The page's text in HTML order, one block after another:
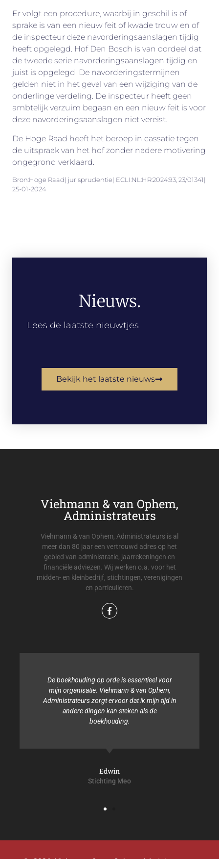
Er volgt een procedure, waarbij in geschil is of
sprake is van een nieuw feit of kwade trouw en of
de inspecteur deze navorderingsaanslagen tijdig
heeft opgelegd. Hof Den Bosch is van oordeel dat
de tweede serie navorderingsaanslagen tijdig en
juist is opgelegd. De navorderingstermijnen
gelden niet in het geval van een wijziging van de
onderlinge verdeling. De inspecteur heeft geen
ambtelijk verzuim begaan en een nieuw feit is voor
deze navorderingsaanslagen niet vereist.
De Hoge Raad heeft het beroep in cassatie tegen
de uitspraak van het hof zonder nadere motivering
ongegrond verklaard.
Bron:Hoge Raad| jurisprudentie| ECLI:NL:HR:2024:93, 23/01341|
25-01-2024
Nieuws.
Lees de laatste nieuwtjes
Bekijk het laatste nieuws
Viehmann & van Ophem,
Administrateurs
Viehmann & van Ophem, Administrateurs is al
meer dan 80 jaar een vertrouwd adres op het
gebied van administratie, jaarrekeningen en
financiële adviezen. Wij werken o.a. voor het
midden- en kleinbedrijf, stichtingen, verenigingen
en particulieren.
De boekhouding op orde is essentieel voor
mijn organisatie. Viehmann & van Ophem,
Administrateurs zorgt ervoor dat ik mijn tijd in
andere dingen kan steken als de
boekhouding.
Edwin
Stichting Meo